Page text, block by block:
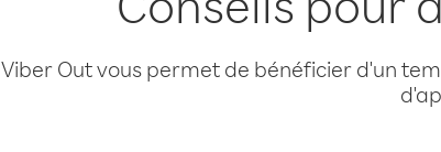
Viber Out vous permet de bénéficier d'un